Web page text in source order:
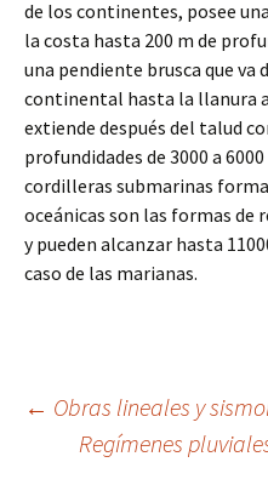
de los continentes, posee
la costa hasta 200 m de
una pendiente brusca que va
continental hasta la llanura
extiende después del talud
profundidades de 3000 a
cordilleras submarinas
oceánicas son las formas de
y pueden alcanzar hasta
caso de las marianas.
← Obras lineales y
Regímenes